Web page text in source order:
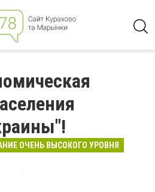
ОЧЕНЬ ВЫСОКОГО УРОВНЯ